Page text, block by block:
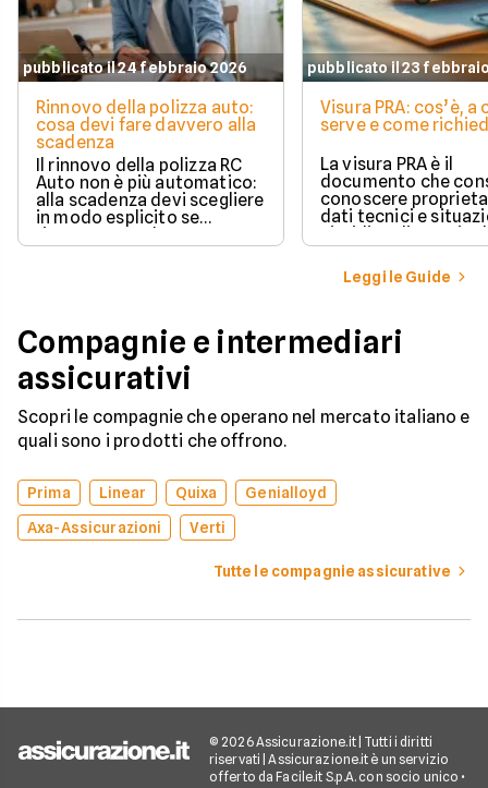
pubblicato il 24 febbraio 2026
Rinnovo della polizza auto:
cosa devi fare davvero alla
scadenza
Il rinnovo della polizza RC
Auto non è più automatico:
alla scadenza devi scegliere
in modo esplicito se
rinnovare con la stessa
compagnia o stipulare un
pubblicato il 23
Visura PRA: cos’è, a
serve e come
La visura PRA è il
documento che
conoscere
dati tecnici e
giuridica di un
iscritto al Pubblico
Automobilistico.
Leggi le Guide
Compagnie e intermediari
assicurativi
Scopri le compagnie che operano nel mercato italiano e
quali sono i prodotti che offrono.
Prima Linear Quixa
Genialloyd
Axa-Assicurazioni
Verti
Tutte le compagnie assicurative
© 2026 Assicurazione.it | Tutti i diritti
riservati | Assicurazione.it è un servizio
offerto da Facile.it S.p.A. con socio unico •